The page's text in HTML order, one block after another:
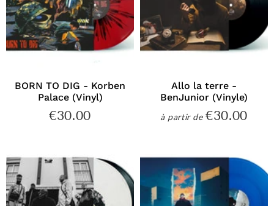
BORN TO DIG - Korben
Palace (Vinyl)
Prix
€30.00
Allo la terre -
BenJunior (Vinyle)
à partir dePrix
€30.00